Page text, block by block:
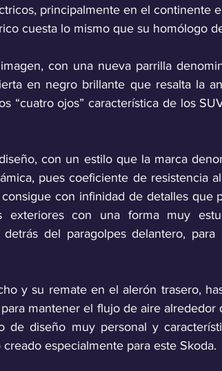
principalmente en el continente
cuesta lo mismo que su homólogo
con una nueva parrilla
en negro brillante que resalta la
“cuatro ojos” característica de los
con un estilo que la marca
pues coeficiente de resistencia
con infinidad de detalles que
exteriores con una forma muy
detrás del paragolpes delantero,
y su remate en el alerón trasero,
mantener el flujo de aire alrededor
de diseño muy personal y
especialmente para este Skoda.